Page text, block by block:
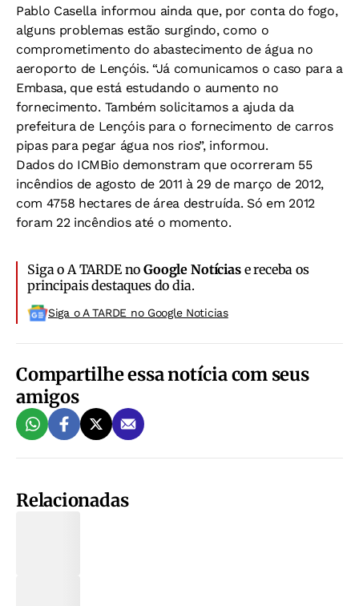
Pablo Casella informou ainda que, por conta do fogo,
alguns problemas estão surgindo, como o
comprometimento do abastecimento de água no
aeroporto de Lençóis. “Já comunicamos o caso para a
Embasa, que está estudando o aumento no
fornecimento. Também solicitamos a ajuda da
prefeitura de Lençóis para o fornecimento de carros
pipas para pegar água nos rios”, informou.
Dados do ICMBio demonstram que ocorreram 55
incêndios de agosto de 2011 à 29 de março de 2012,
com 4758 hectares de área destruída. Só em 2012
foram 22 incêndios até o momento.
Siga o A TARDE noGoogle Notíciase receba os
principais destaques do dia.
Siga o A TARDE no Google Noticias
Compartilhe essa notícia com seus
amigos
Relacionadas